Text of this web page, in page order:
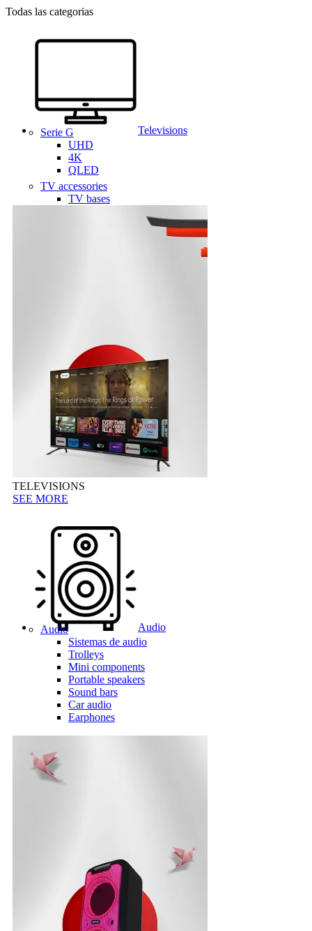
Todas las categorias
Televisions
Serie G
UHD
4K
QLED
TV accessories
TV bases
TELEVISIONS
SEE MORE
Audio
Audio
Sistemas de audio
Trolleys
Mini components
Portable speakers
Sound bars
Car audio
Earphones